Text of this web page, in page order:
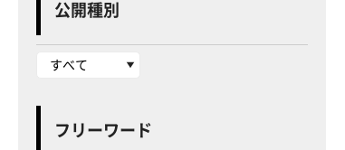
公開種別
フリーワード